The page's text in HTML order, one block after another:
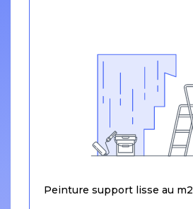
Peinture support lisse au m2